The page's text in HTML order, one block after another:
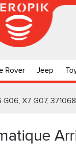
Rover Jeep
G06, X7 G07,